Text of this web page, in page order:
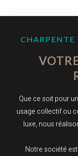
Que ce soit pour
usage collectif ou
luxe, nous
Notre société